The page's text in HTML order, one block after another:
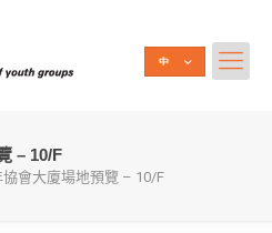
– 10/F
會大廈場地預覽 – 10/F